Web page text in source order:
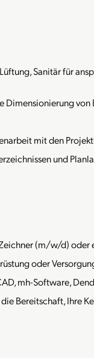
Sanitär für
Dimensionierung von
mit den
und
Zeichner (m/w/d)
oder
mh-Software,
Bereitschaft, Ihre